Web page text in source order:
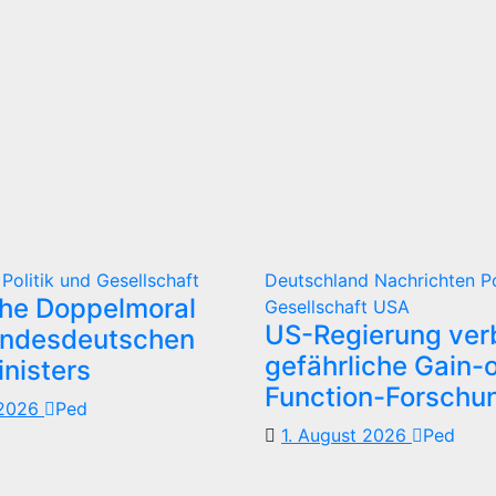
Politik und Gesellschaft
Doppelmoral
Ped
Deutschland Nachrichten
Gesellschaft USA
US-Regierung
gefährliche Gain-
Function-
1. August 2026 Ped